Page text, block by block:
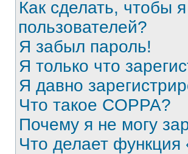
Как сделать, чтобы
пользователей?
Я забыл пароль!
Я только что
Я давно
Что такое COPPA?
Почему я не могу
Что делает